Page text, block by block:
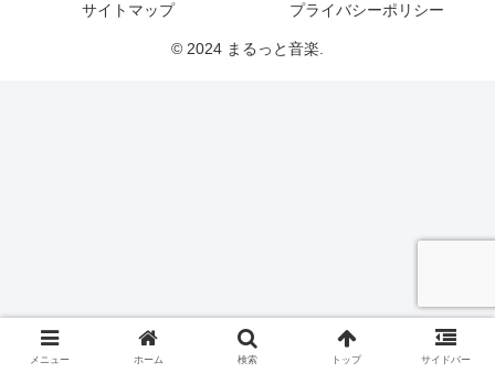
サイトマップ
プライバシーポリシー
© 2024 まるっと音楽.
メニュー ホーム 検索 トップ サイドバー